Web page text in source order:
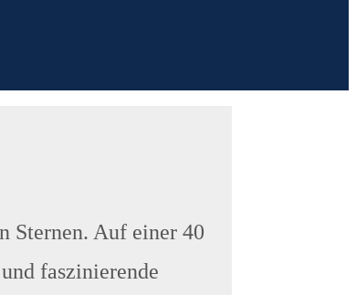
Sternen. Auf einer 40
faszinierende